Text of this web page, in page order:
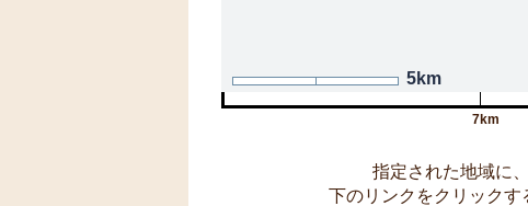
5km
7km
指定された地域に
下のリンクをクリックす